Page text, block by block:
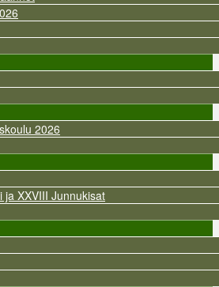
2026
ja XXVIII Junnukisat